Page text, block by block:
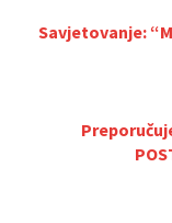
Savjetovanje: